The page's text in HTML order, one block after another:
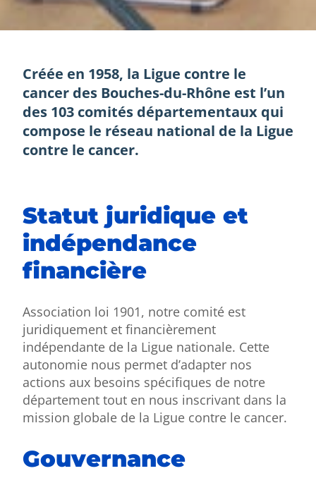
Créée en 1958, la Ligue contre le
cancer des Bouches-du-Rhône est l’un
des 103 comités départementaux qui
compose le réseau national de la Ligue
contre le cancer.
Statut juridique et
indépendance
financière
Association loi 1901, notre comité est
juridiquement et financièrement
indépendante de la Ligue nationale. Cette
autonomie nous permet d’adapter nos
actions aux besoins spécifiques de notre
département tout en nous inscrivant dans la
mission globale de la Ligue contre le cancer.
Gouvernance